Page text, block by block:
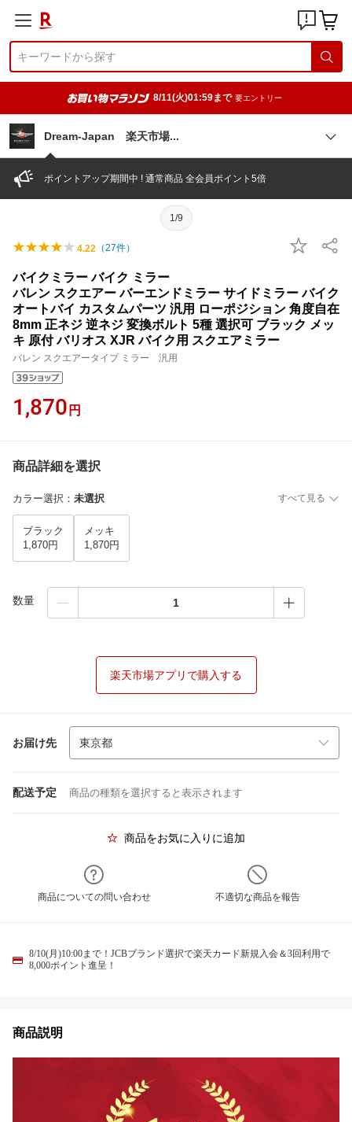
8/11(火)01:59まで 要エントリー
Dream-Japan 楽天市場
ポイントアップ期間中 ! 通常商品 全会員ポイント5倍
1/9
4.22 （27件）
バイクミラー バイク ミラー
バレン スクエアー バーエンドミラー サイドミラー バイク
オートバイ カスタムパーツ 汎用 ローポジション 角度自在
8mm 正ネジ 逆ネジ 変換ボルト 5種 選択可 ブラック メッ
キ 原付 バリオス XJR バイク用 スクエアミラー
バレン スクエアータイプ ミラー 汎用
1,870 円
商品詳細を選択
カラー選択 ： 未選択 すべて見る
ブラック
1,870円
メッキ
1,870円
数量
楽天市場アプリで購入する
お届け先
配送予定 商品の種類を選択すると表示されます
商品をお気に入りに追加
商品についての問い合わせ 不適切な商品を報告
8/10(月)10:00まで！JCBブランド選択で楽天カード新規入会＆3回利用で
8,000ポイント進呈！
商品説明